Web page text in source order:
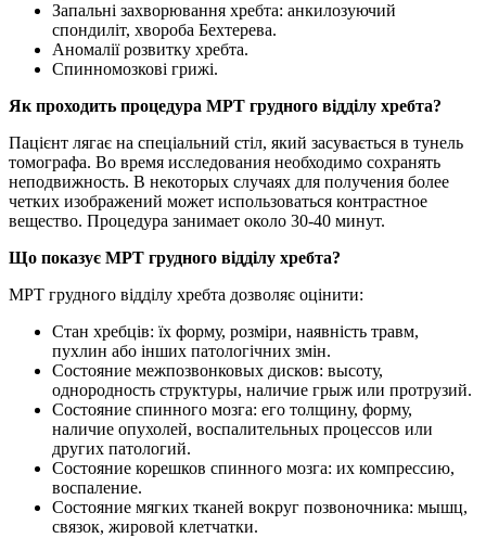
Запальні захворювання хребта: анкилозуючий
спондиліт, хвороба Бехтерева.
Аномалії розвитку хребта.
Спинномозкові грижі.
Як проходить процедура МРТ грудного відділу хребта?
Пацієнт лягає на спеціальний стіл, який засувається в тунель
томографа. Во время исследования необходимо сохранять
неподвижность. В некоторых случаях для получения более
четких изображений может использоваться контрастное
вещество. Процедура занимает около 30-40 минут.
Що показує МРТ грудного відділу хребта?
МРТ грудного відділу хребта дозволяє оцінити:
Стан хребців: їх форму, розміри, наявність травм,
пухлин або інших патологічних змін.
Состояние межпозвонковых дисков: высоту,
однородность структуры, наличие грыж или протрузий.
Состояние спинного мозга: его толщину, форму,
наличие опухолей, воспалительных процессов или
других патологий.
Состояние корешков спинного мозга: их компрессию,
воспаление.
Состояние мягких тканей вокруг позвоночника: мышц,
связок, жировой клетчатки.